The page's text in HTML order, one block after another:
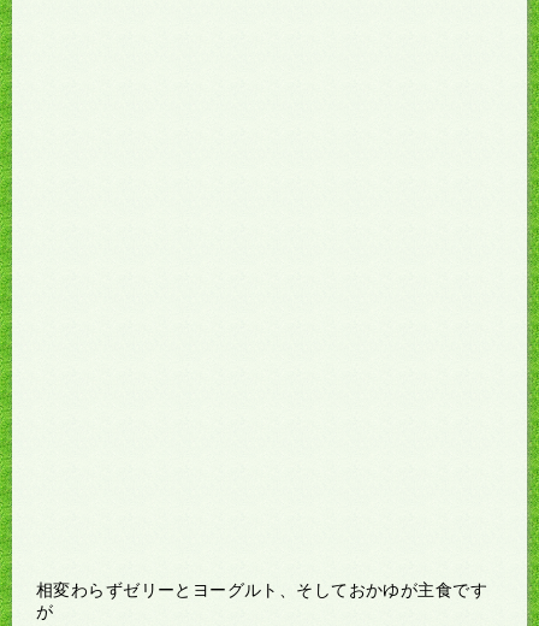
相変わらずゼリーとヨーグルト、そしておかゆが主食です
が